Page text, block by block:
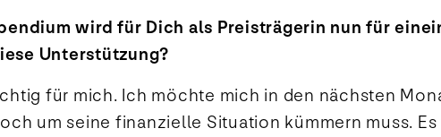
wird für Dich als Preisträgerin nun für
Unterstützung?
für mich. Ich möchte mich in den nächsten
um seine finanzielle Situation kümmern muss.